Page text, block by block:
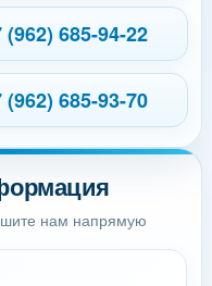
нам напрямую
(962) 685-94-22
(962) 685-93-70